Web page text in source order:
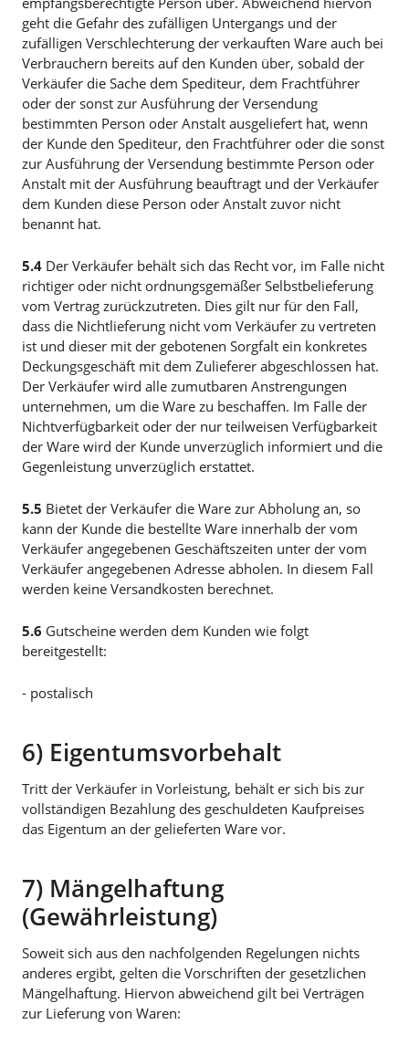
geht die Gefahr des zufälligen Untergangs und der
zufälligen Verschlechterung der verkauften Ware auch bei
Verbrauchern bereits auf den Kunden über, sobald der
Verkäufer die Sache dem Spediteur, dem Frachtführer
oder der sonst zur Ausführung der Versendung
bestimmten Person oder Anstalt ausgeliefert hat, wenn
der Kunde den Spediteur, den Frachtführer oder die sonst
zur Ausführung der Versendung bestimmte Person oder
Anstalt mit der Ausführung beauftragt und der Verkäufer
dem Kunden diese Person oder Anstalt zuvor nicht
benannt hat.
5.4 Der Verkäufer behält sich das Recht vor, im Falle nicht
richtiger oder nicht ordnungsgemäßer Selbstbelieferung
vom Vertrag zurückzutreten. Dies gilt nur für den Fall,
dass die Nichtlieferung nicht vom Verkäufer zu vertreten
ist und dieser mit der gebotenen Sorgfalt ein konkretes
Deckungsgeschäft mit dem Zulieferer abgeschlossen hat.
Der Verkäufer wird alle zumutbaren Anstrengungen
unternehmen, um die Ware zu beschaffen. Im Falle der
Nichtverfügbarkeit oder der nur teilweisen Verfügbarkeit
der Ware wird der Kunde unverzüglich informiert und die
Gegenleistung unverzüglich erstattet.
5.5 Bietet der Verkäufer die Ware zur Abholung an, so
kann der Kunde die bestellte Ware innerhalb der vom
Verkäufer angegebenen Geschäftszeiten unter der vom
Verkäufer angegebenen Adresse abholen. In diesem Fall
werden keine Versandkosten berechnet.
5.6 Gutscheine werden dem Kunden wie folgt
bereitgestellt:
- postalisch
6) Eigentumsvorbehalt
Tritt der Verkäufer in Vorleistung, behält er sich bis zur
vollständigen Bezahlung des geschuldeten Kaufpreises
das Eigentum an der gelieferten Ware vor.
7) Mängelhaftung
(Gewährleistung)
Soweit sich aus den nachfolgenden Regelungen nichts
anderes ergibt, gelten die Vorschriften der gesetzlichen
Mängelhaftung. Hiervon abweichend gilt bei Verträgen
zur Lieferung von Waren: